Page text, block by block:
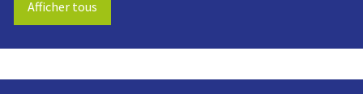
Afficher tous